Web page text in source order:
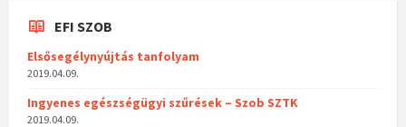
EFI SZOB
Elsősegélynyújtás tanfolyam
2019.04.09.
Ingyenes egészségügyi szűrések – Szob SZTK
2019.04.09.